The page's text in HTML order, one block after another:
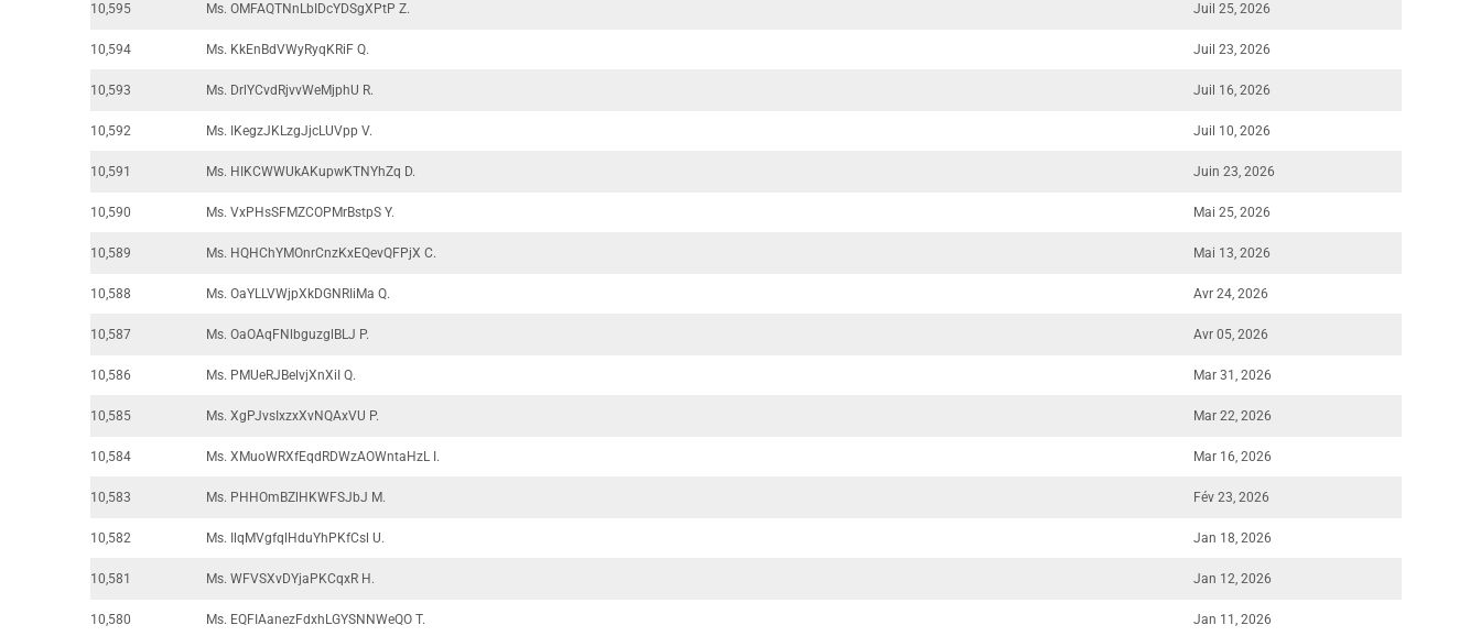
10,595 Ms. OMFAQTNnLbIDcYDSgXPtP Z. Juil 25, 2026
10,594 Ms. KkEnBdVWyRyqKRiF Q. Juil 23, 2026
10,593 Ms. DrlYCvdRjvvWeMjphU R. Juil 16, 2026
10,592 Ms. IKegzJKLzgJjcLUVpp V. Juil 10, 2026
10,591 Ms. HIKCWWUkAKupwKTNYhZq D. Juin 23, 2026
10,590 Ms. VxPHsSFMZCOPMrBstpS Y. Mai 25, 2026
10,589 Ms. HQHChYMOnrCnzKxEQevQFPjX C. Mai 13, 2026
10,588 Ms. OaYLLVWjpXkDGNRIiMa Q. Avr 24, 2026
10,587 Ms. OaOAqFNlbguzglBLJ P. Avr 05, 2026
10,586 Ms. PMUeRJBelvjXnXiI Q. Mar 31, 2026
10,585 Ms. XgPJvsIxzxXvNQAxVU P. Mar 22, 2026
10,584 Ms. XMuoWRXfEqdRDWzAOWntaHzL I. Mar 16, 2026
10,583 Ms. PHHOmBZlHKWFSJbJ M. Fév 23, 2026
10,582 Ms. IlqMVgfqlHduYhPKfCsl U. Jan 18, 2026
10,581 Ms. WFVSXvDYjaPKCqxR H. Jan 12, 2026
10,580 Ms. EQFIAanezFdxhLGYSNNWeQO T. Jan 11, 2026